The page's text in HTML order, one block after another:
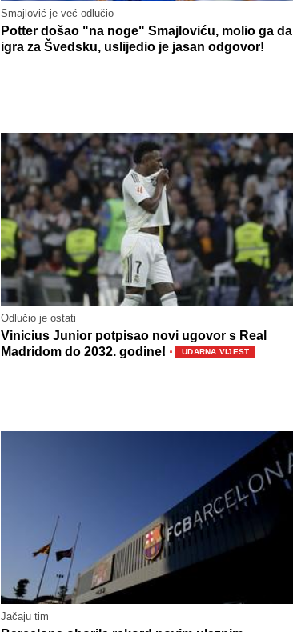
Smajlović je već odlučio
Potter došao "na noge" Smajloviću, molio ga da
igra za Švedsku, uslijedio je jasan odgovor!
Odlučio je ostati
Vinicius Junior potpisao novi ugovor s Real
Madridom do 2032. godine! · UDARNA VIJEST
Jačaju tim